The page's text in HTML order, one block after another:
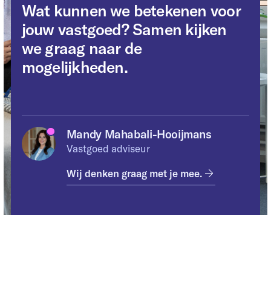
Wat kunnen we betekenen voor
jouw vastgoed? Samen kijken
we graag naar de
mogelijkheden.
Mandy Mahabali-Hooijmans
Vastgoed adviseur
Wij denken graag met je mee.